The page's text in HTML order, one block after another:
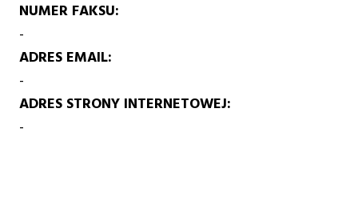
NUMER FAKSU
-
ADRES EMAIL
-
ADRES STRONY INTERNETOWEJ
-